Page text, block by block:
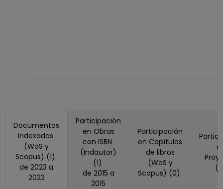
Documentos
indexados
(WoS y
Scopus) (1)
de 2023 a
2023
Participación
en Obras
con ISBN
(Indautor)
(1)
de 2015 a
2015
Participación
en Capítulos
de libros
(WoS y
Scopus) (0)